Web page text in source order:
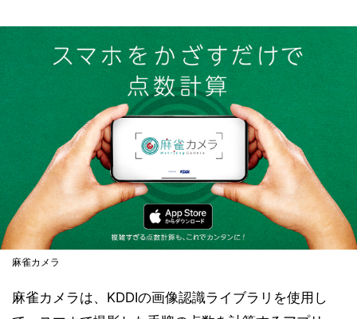
麻雀カメラ
麻雀カメラは、KDDIの画像認識ライブラリを使用し